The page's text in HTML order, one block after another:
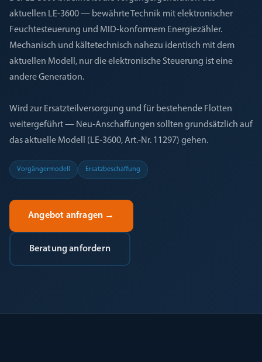
aktuellen LE-3600 — bewährte Technik mit elektronischer
Feuchtesteuerung und MID-konformem Energiezähler.
Mechanisch und kältetechnisch nahezu identisch mit dem
aktuellen Modell, nur die elektronische Steuerung ist eine
andere Generation.
Wird zur Ersatzteilversorgung und für bestehende Flotten
weitergeführt — Neu-Anschaffungen sollten grundsätzlich auf
das aktuelle Modell (LE-3600, Art.-Nr. 11297) gehen.
Vorgängermodell Ersatzbeschaffung
Angebot anfragen →
Beratung anfordern